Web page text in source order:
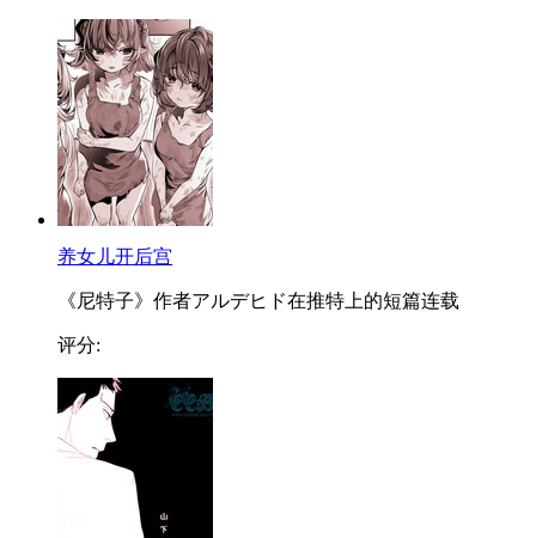
养女儿开后宫
《尼特子》作者アルデヒド在推特上的短篇连载
评分: